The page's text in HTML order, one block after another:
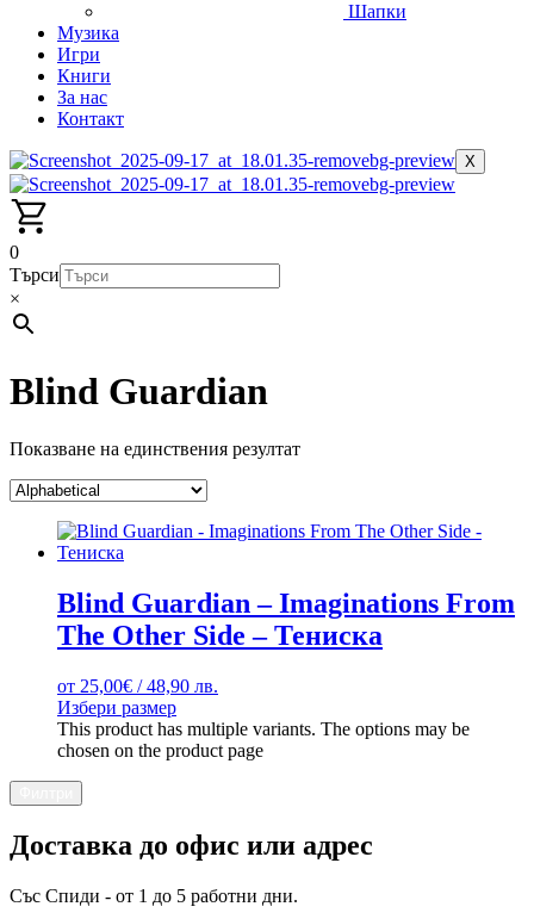
Шапки
Музика
Игри
Книги
За нас
Контакт
X
0
Търси
×
Blind Guardian
Показване на единствения резултат
Blind Guardian – Imaginations From
The Other Side – Тениска
от 25,00€ / 48,90 лв.
Избери размер
This product has multiple variants. The options may be
chosen on the product page
Доставка до офис или адрес
Със Спиди - от 1 до 5 работни дни.